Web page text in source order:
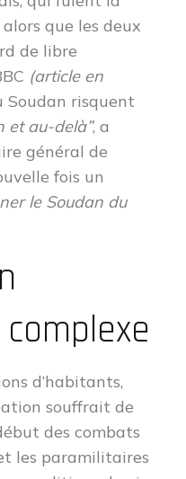
que les deux
de libre
(article en
Soudan risquent
et au-delà”, a
général de
fois un
le Soudan du
d’habitants,
souffrait de
des combats
les paramilitaires